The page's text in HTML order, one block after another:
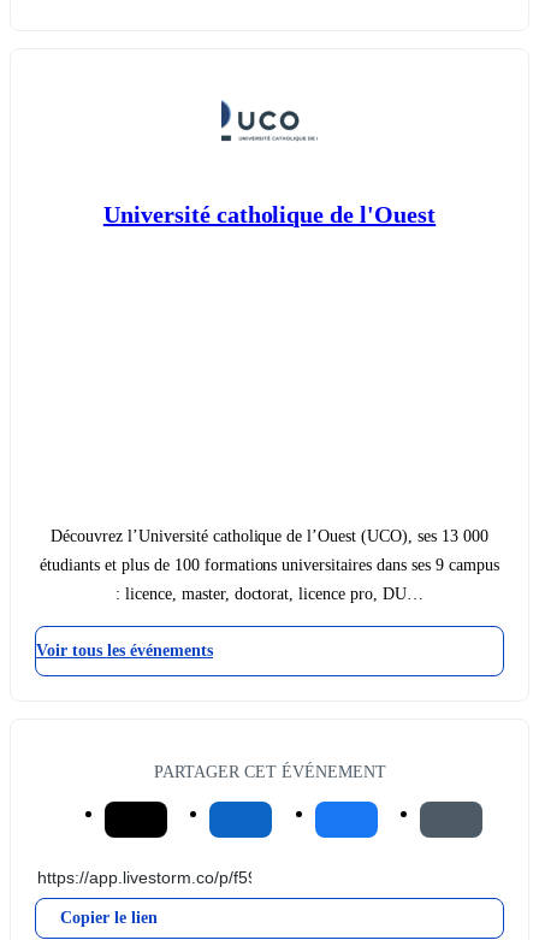
Université catholique de l'Ouest
Découvrez l’Université catholique de l’Ouest (UCO), ses 13 000
étudiants et plus de 100 formations universitaires dans ses 9 campus
: licence, master, doctorat, licence pro, DU…
Voir tous les événements
PARTAGER CET ÉVÉNEMENT
Copier le lien